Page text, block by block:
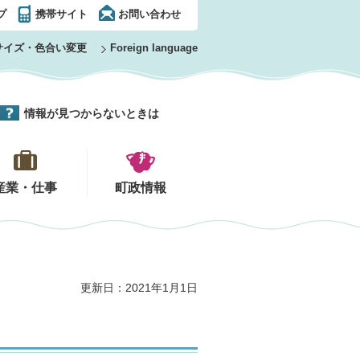
携帯サイト お問い合わせ
イズ・色合い変更 Foreign language
情報が見つからないときは
業・仕事 町政情報
更新日：2021年1月1日